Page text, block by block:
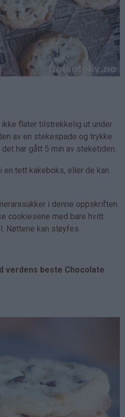
flater tilstrekkelig ut under
av en stekespade og trykke
har gått 5 min av steketiden.
en tett kakeboks, eller de kan
i denne oppskriften.
cookiesene med bare hvitt
Nøttene kan sløyfes.
verdens beste Chocolate